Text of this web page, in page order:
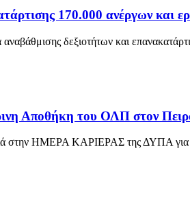
170.000 ανέργων και
δεξιοτήτων και
Αποθήκη του ΟΛΠ στον
στην ΗΜΕΡΑ ΚΑΡΙΕΡΑΣ της ΔΥΠΑ για